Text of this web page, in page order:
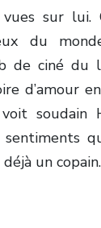
sur
du
ciné du
d’amour
soudain
un